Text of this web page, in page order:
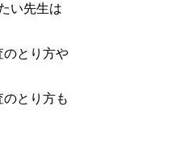
い先生は
とり方や
とり方も